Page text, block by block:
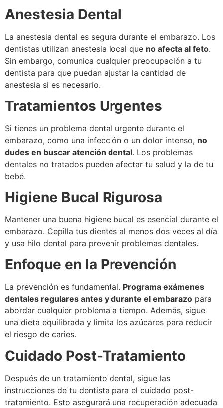
Anestesia Dental
La anestesia dental es segura durante el embarazo. Los
dentistas utilizan anestesia local que no afecta al feto.
Sin embargo, comunica cualquier preocupación a tu
dentista para que puedan ajustar la cantidad de
anestesia si es necesario.
Tratamientos Urgentes
Si tienes un problema dental urgente durante el
embarazo, como una infección o un dolor intenso, no
dudes en buscar atención dental. Los problemas
dentales no tratados pueden afectar tu salud y la de tu
bebé.
Higiene Bucal Rigurosa
Mantener una buena higiene bucal es esencial durante el
embarazo. Cepilla tus dientes al menos dos veces al día
y usa hilo dental para prevenir problemas dentales.
Enfoque en la Prevención
La prevención es fundamental. Programa exámenes
dentales regulares antes y durante el embarazo para
abordar cualquier problema a tiempo. Además, sigue
una dieta equilibrada y limita los azúcares para reducir
el riesgo de caries.
Cuidado Post-Tratamiento
Después de un tratamiento dental, sigue las
instrucciones de tu dentista para el cuidado post-
tratamiento. Esto asegurará una recuperación adecuada